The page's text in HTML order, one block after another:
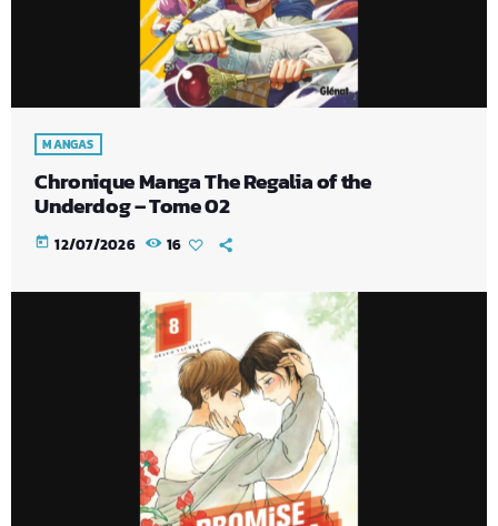
MANGAS
Chronique Manga The Regalia of the
Underdog – Tome 02
today 12/07/2026 16